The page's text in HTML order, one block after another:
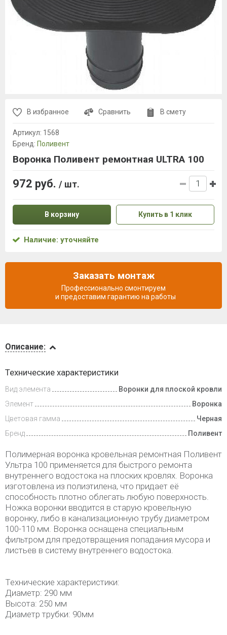
и оплата
Описание:
Технические характеристики
Вид элемента
Воронки для плоской кровли
Элемент
Воронка
Цветовая гамма
Черная
Бренд
Поливент
Полимерная воронка кровельная ремонтная Поливент
Ультра 100 применяется для быстрого ремонта
внутреннего водостока на плоских кровлях. Воронка
изготовлена из полиэтилена, что придает её
способность плотно облегать любую поверхность.
Ножка воронки вводится в старую кровельную
воронку, либо в канализационную трубу диаметром
100-110 мм. Воронка оснащена специальным
фильтром для предотвращения попадания мусора и
листьев в систему внутреннего водостока.
Технические характеристики:
Диаметр: 290 мм
Высота: 250 мм
Диаметр трубки: 90мм
В избранное Сравнить В смету
Артикул: 1568
Бренд: Поливент
Воронка Поливент ремонтная ULTRA 100
972 руб. / шт.
В корзину Купить в 1 клик
Наличие: уточняйте
Заказать монтаж
Профессионально смонтируем
и предоставим гарантию на работы